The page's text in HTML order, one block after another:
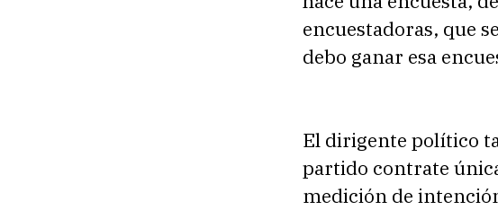
encuestadoras, que
debo ganar esa
El dirigente político
partido contrate
medición de